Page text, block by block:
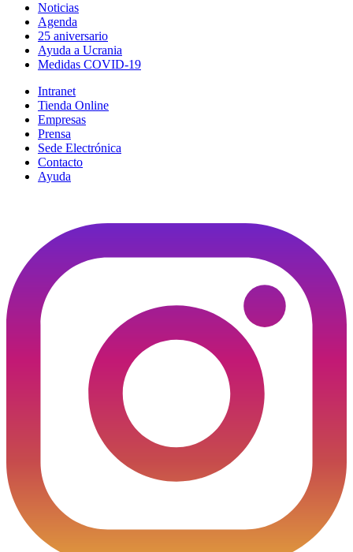
Noticias
Agenda
25 aniversario
Ayuda a Ucrania
Medidas COVID-19
Intranet
Tienda Online
Empresas
Prensa
Sede Electrónica
Contacto
Ayuda